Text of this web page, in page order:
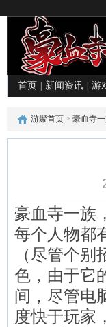
首页 新闻资讯 游
游聚首页 > 豪血寺
豪血寺一族
每个人物都
（尽管个
色，由于它
间，尽管电
度快于玩家